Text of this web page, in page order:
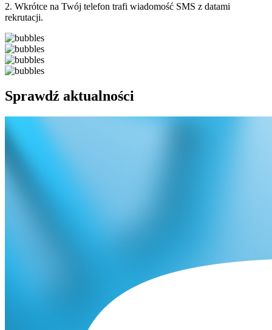
2. Wkrótce na Twój telefon trafi wiadomość SMS z datami
rekrutacji.
Sprawdź aktualności